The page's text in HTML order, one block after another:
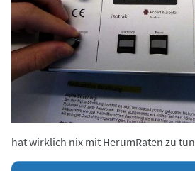
hat wirklich nix mit HerumRaten zu tun